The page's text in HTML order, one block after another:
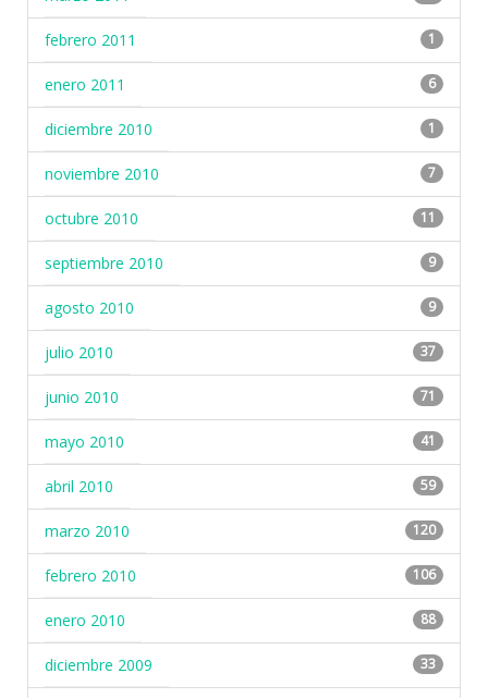
febrero 2011 1
enero 2011 6
diciembre 2010 1
noviembre 2010 7
octubre 2010 11
septiembre 2010 9
agosto 2010 9
julio 2010 37
junio 2010 71
mayo 2010 41
abril 2010 59
marzo 2010 120
febrero 2010 106
enero 2010 88
diciembre 2009 33